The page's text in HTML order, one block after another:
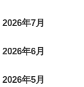
2026年7月
2026年6月
2026年5月